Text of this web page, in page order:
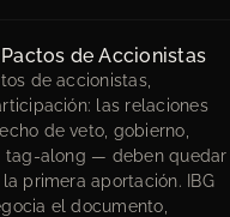
de Accionistas
de accionistas,
las relaciones
de veto, gobierno,
tag-along — deben quedar
primera aportación. IBG
el documento,